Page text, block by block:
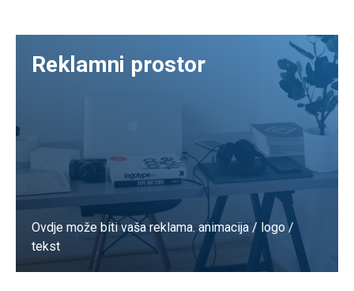
Reklamni prostor
Ovdje može biti vaša reklama. animacija / logo /
tekst